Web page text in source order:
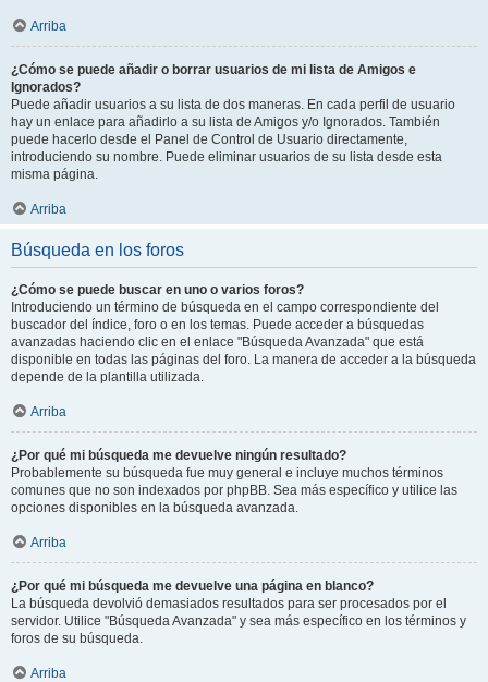
Arriba
¿Cómo se puede añadir o borrar usuarios de mi lista de Amigos e
Ignorados?
Puede añadir usuarios a su lista de dos maneras. En cada perfil de usuario
hay un enlace para añadirlo a su lista de Amigos y/o Ignorados. También
puede hacerlo desde el Panel de Control de Usuario directamente,
introduciendo su nombre. Puede eliminar usuarios de su lista desde esta
misma página.
Arriba
Búsqueda en los foros
¿Cómo se puede buscar en uno o varios foros?
Introduciendo un término de búsqueda en el campo correspondiente del
buscador del índice, foro o en los temas. Puede acceder a búsquedas
avanzadas haciendo clic en el enlace "Búsqueda Avanzada" que está
disponible en todas las páginas del foro. La manera de acceder a la búsqueda
depende de la plantilla utilizada.
Arriba
¿Por qué mi búsqueda me devuelve ningún resultado?
Probablemente su búsqueda fue muy general e incluye muchos términos
comunes que no son indexados por phpBB. Sea más específico y utilice las
opciones disponibles en la búsqueda avanzada.
Arriba
¿Por qué mi búsqueda me devuelve una página en blanco?
La búsqueda devolvió demasiados resultados para ser procesados por el
servidor. Utilice "Búsqueda Avanzada" y sea más específico en los términos y
foros de su búsqueda.
Arriba